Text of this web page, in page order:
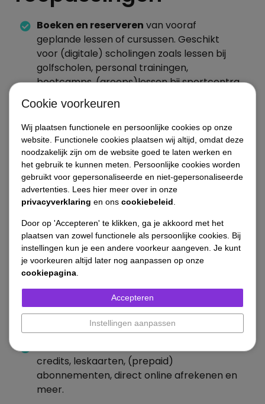
Boeken en reserveren van vooraf
geplande lessen of cursussen. Geschikt
voor (digitale) scholingen zoals lessen bij
golfscholen, personal trainingen,
bootcamps, (groeps)lessen bij sportcentra
en meer.
eenautomatisch te verlengen
maandelijks prepaid abonnement en af te
rekenen aan een online kassa.
Stel eenvoudig medewerkers/instructeurs
beschikbaar tijdens voorafbepaalde
Staat jouw gewenste toepassing hier niet bij? Leg
het voor aan onze adviseurs!
Functies
credits, leskaarten, (prepaid)
abonnementen, direct online afrekenen en
meer.
Cookie voorkeuren
Wij plaatsen functionele en persoonlijke cookies op onze
website. Functionele cookies plaatsen wij altijd, omdat deze
noodzakelijk zijn om de website goed te laten werken en
het gebruik te kunnen meten. Persoonlijke cookies worden
gebruikt voor gepersonaliseerde en niet-gepersonaliseerde
advertenties. Lees hier meer over in onze
privacyverklaring en ons cookiebeleid
Door op 'Accepteren' te klikken, ga je akkoord met het
plaatsen van zowel functionele als persoonlijke cookies. Bij
instellingen kun je een andere voorkeur aangeven. Je kunt
je voorkeuren altijd later nog aanpassen op onze
cookiepagina
Accepteren
Instellingen aanpassen